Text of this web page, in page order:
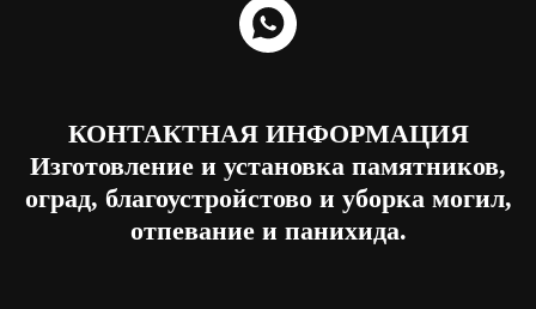
КОНТАКТНАЯ ИНФОРМАЦИЯ
Изготовление и установка памятников,
оград, благоустройстово и уборка могил,
отпевание и панихида.